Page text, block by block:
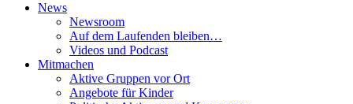
News
Newsroom
Auf dem Laufenden bleiben…
Videos und Podcast
Mitmachen
Aktive Gruppen vor Ort
Angebote für Kinder